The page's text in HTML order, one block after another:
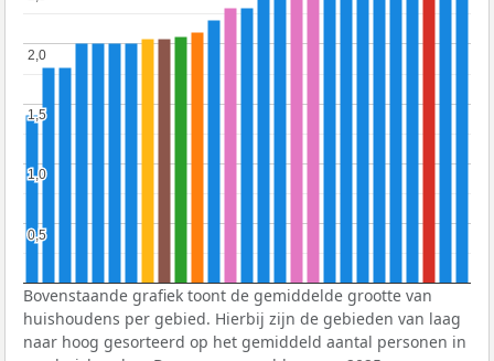
0,5
0,5
1,0
1,0
1,5
1,5
2,0
2,0
Bovenstaande grafiek toont de gemiddelde grootte van
huishoudens per gebied. Hierbij zijn de gebieden van laag
naar hoog gesorteerd op het gemiddeld aantal personen in